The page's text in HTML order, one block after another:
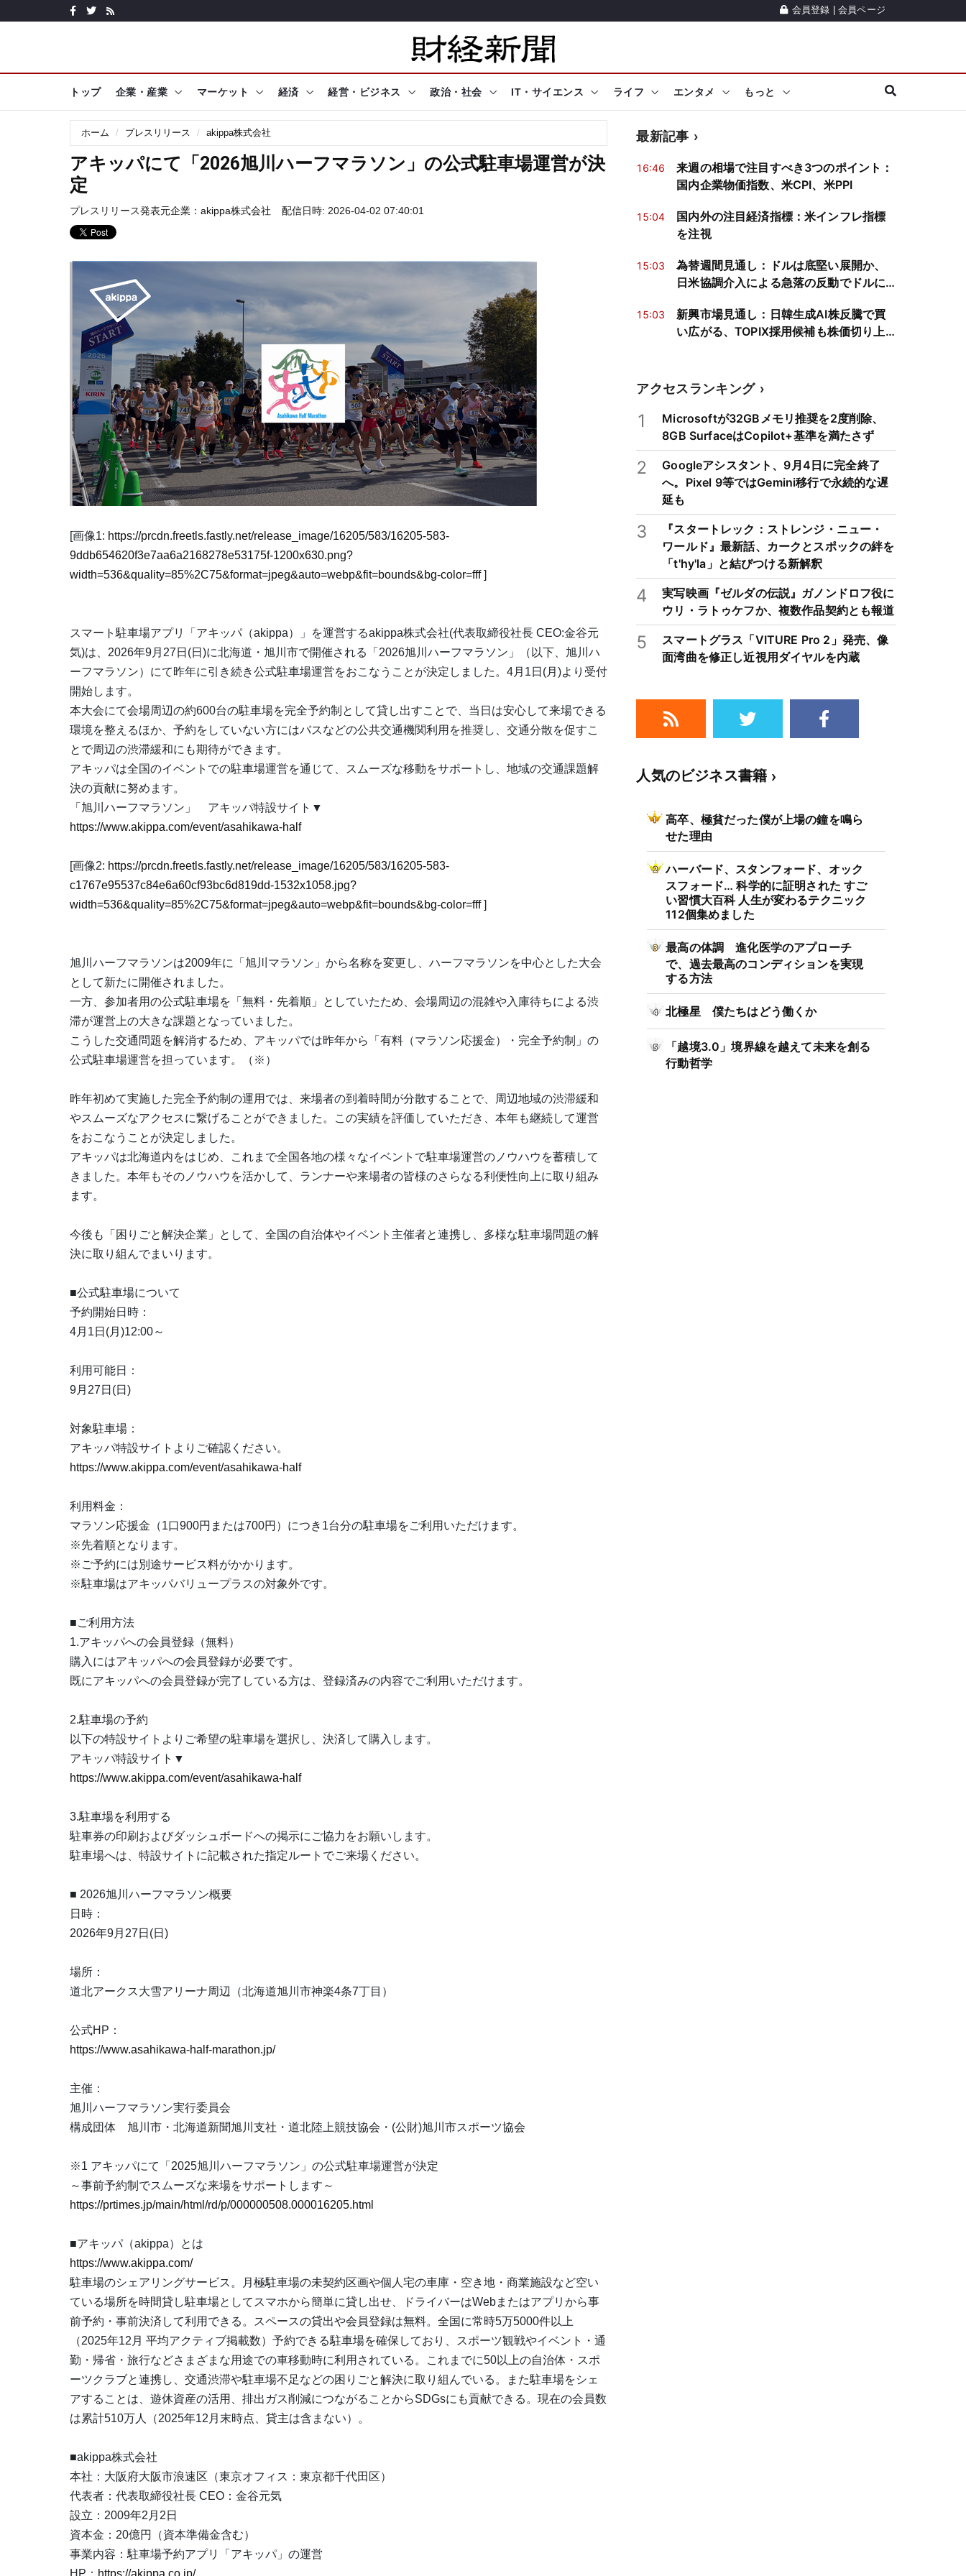
会員登録 会員ページ
トップ 企業・産業 マーケット 経済 経営・ビジネス 政治・社会 IT・サイエンス ライフ エンタメ もっと
ホーム プレスリリース akippa株式会社
アキッパにて「2026旭川ハーフマラソン」の公式駐車場運営が決
定
プレスリリース発表元企業： akippa株式会社 配信日時: 2026-04-02 07:40:01
[画像1: https://prcdn.freetls.fastly.net/release_image/16205/583/16205-583-
9ddb654620f3e7aa6a2168278e53175f-1200x630.png?
width=536&quality=85%2C75&format=jpeg&auto=webp&fit=bounds&bg-color=fff]
スマート駐車場アプリ「アキッパ（akippa）」を運営するakippa株式会社(代表取締役社長 CEO:金谷元
気)は、2026年9月27日(日)に北海道・旭川市で開催される「2026旭川ハーフマラソン」（以下、旭川ハ
ーフマラソン）にて昨年に引き続き公式駐車場運営をおこなうことが決定しました。4月1日(月)より受付
開始します。
本大会にて会場周辺の約600台の駐車場を完全予約制として貸し出すことで、当日は安心して来場できる
環境を整えるほか、予約をしていない方にはバスなどの公共交通機関利用を推奨し、交通分散を促すこ
とで周辺の渋滞緩和にも期待ができます。
アキッパは全国のイベントでの駐車場運営を通じて、スムーズな移動をサポートし、地域の交通課題解
決の貢献に努めます。
「旭川ハーフマラソン」 アキッパ特設サイト▼
https://www.akippa.com/event/asahikawa-half
[画像2: https://prcdn.freetls.fastly.net/release_image/16205/583/16205-583-
c1767e95537c84e6a60cf93bc6d819dd-1532x1058.jpg?
width=536&quality=85%2C75&format=jpeg&auto=webp&fit=bounds&bg-color=fff]
旭川ハーフマラソンは2009年に「旭川マラソン」から名称を変更し、ハーフマラソンを中心とした大会
として新たに開催されました。
一方、参加者用の公式駐車場を「無料・先着順」としていたため、会場周辺の混雑や入庫待ちによる渋
滞が運営上の大きな課題となっていました。
こうした交通問題を解消するため、アキッパでは昨年から「有料（マラソン応援金）・完全予約制」の
公式駐車場運営を担っています。（※）
昨年初めて実施した完全予約制の運用では、来場者の到着時間が分散することで、周辺地域の渋滞緩和
やスムーズなアクセスに繋げることができました。この実績を評価していただき、本年も継続して運営
をおこなうことが決定しました。
アキッパは北海道内をはじめ、これまで全国各地の様々なイベントで駐車場運営のノウハウを蓄積して
きました。本年もそのノウハウを活かして、ランナーや来場者の皆様のさらなる利便性向上に取り組み
ます。
今後も「困りごと解決企業」として、全国の自治体やイベント主催者と連携し、多様な駐車場問題の解
決に取り組んでまいります。
■公式駐車場について
予約開始日時：
4月1日(月)12:00～
利用可能日：
9月27日(日)
対象駐車場：
アキッパ特設サイトよりご確認ください。
https://www.akippa.com/event/asahikawa-half
利用料金：
マラソン応援金（1口900円または700円）につき1台分の駐車場をご利用いただけます。
※先着順となります。
※ご予約には別途サービス料がかかります。
※駐車場はアキッパバリュープラスの対象外です。
■ご利用方法
1.アキッパへの会員登録（無料）
購入にはアキッパへの会員登録が必要です。
既にアキッパへの会員登録が完了している方は、登録済みの内容でご利用いただけます。
2.駐車場の予約
以下の特設サイトよりご希望の駐車場を選択し、決済して購入します。
アキッパ特設サイト▼
https://www.akippa.com/event/asahikawa-half
3.駐車場を利用する
駐車券の印刷およびダッシュボードへの掲示にご協力をお願いします。
駐車場へは、特設サイトに記載された指定ルートでご来場ください。
■ 2026旭川ハーフマラソン概要
日時：
2026年9月27日(日)
場所：
道北アークス大雪アリーナ周辺（北海道旭川市神楽4条7丁目）
公式HP：
https://www.asahikawa-half-marathon.jp/
主催：
旭川ハーフマラソン実行委員会
構成団体 旭川市・北海道新聞旭川支社・道北陸上競技協会・(公財)旭川市スポーツ協会
※1 アキッパにて「2025旭川ハーフマラソン」の公式駐車場運営が決定
～事前予約制でスムーズな来場をサポートします～
https://prtimes.jp/main/html/rd/p/000000508.000016205.html
■アキッパ（akippa）とは
https://www.akippa.com/
駐車場のシェアリングサービス。月極駐車場の未契約区画や個人宅の車庫・空き地・商業施設など空い
ている場所を時間貸し駐車場としてスマホから簡単に貸し出せ、ドライバーはWebまたはアプリから事
前予約・事前決済して利用できる。スペースの貸出や会員登録は無料。全国に常時5万5000件以上
（2025年12月 平均アクティブ掲載数）予約できる駐車場を確保しており、スポーツ観戦やイベント・通
勤・帰省・旅行などさまざまな用途での車移動時に利用されている。これまでに50以上の自治体・スポ
ーツクラブと連携し、交通渋滞や駐車場不足などの困りごと解決に取り組んでいる。また駐車場をシェ
アすることは、遊休資産の活用、排出ガス削減につながることからSDGsにも貢献できる。現在の会員数
は累計510万人（2025年12月末時点、貸主は含まない）。
■akippa株式会社
本社：大阪府大阪市浪速区（東京オフィス：東京都千代田区）
代表者：代表取締役社長 CEO：金谷元気
設立：2009年2月2日
資本金：20億円（資本準備金含む）
事業内容：駐車場予約アプリ「アキッパ」の運営
最新記事
16:46
来週の相場で注目すべき3つのポイント：
国内企業物価指数、米CPI、米PPI
15:04
国内外の注目経済指標：米インフレ指標
を注視
15:03
為替週間見通し：ドルは底堅い展開か、
日米協調介入による急落の反動でドルに
15:03
新興市場見通し：日韓生成AI株反騰で買
い広がる、TOPIX採用候補も株価切り上
アクセスランキング
1
Microsoftが32GBメモリ推奨を2度削除、
8GB SurfaceはCopilot+基準を満たさず
2
Googleアシスタント、9月4日に完全終了
へ。Pixel 9等ではGemini移行で永続的な遅
延も
3
『スタートレック：ストレンジ・ニュー・
ワールド』最新話、カークとスポックの絆を
「t'hy'la」と結びつける新解釈
4
実写映画『ゼルダの伝説』ガノンドロフ役に
ウリ・ラトゥケフか、複数作品契約とも報道
5
スマートグラス「VITURE Pro 2」発売、像
面湾曲を修正し近視用ダイヤルを内蔵
人気のビジネス書籍
高卒、極貧だった僕が上場の鐘を鳴ら
せた理由
ハーバード、スタンフォード、オック
スフォード… 科学的に証明された すご
い習慣大百科 人生が変わるテクニック
112個集めました
最高の体調 進化医学のアプローチ
で、過去最高のコンディションを実現
する方法
北極星 僕たちはどう働くか
「越境3.0」境界線を越えて未来を創る
行動哲学